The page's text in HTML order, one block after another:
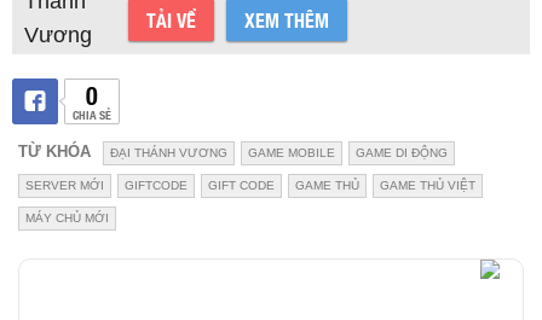
TẢI VỀ XEM THÊM
0
CHIA SẺ
TỪ KHÓA ĐẠI THÁNH VƯƠNG GAME MOBILE GAME DI ĐỘNG
SERVER MỚI GIFTCODE GIFT CODE GAME THỦ GAME THỦ VIỆT
MÁY CHỦ MỚI